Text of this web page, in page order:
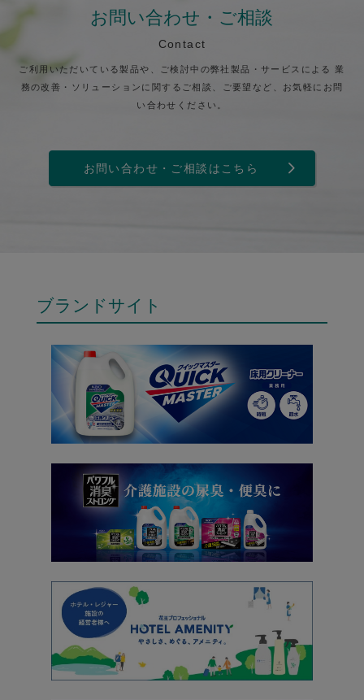
お問い合わせ・ご相談
Contact
ご利用いただいている製品や、ご検討中の弊社製品・サービスによる 業
務の改善・ソリューションに関するご相談、ご要望など、お気軽にお問
い合わせください。
お問い合わせ・ご相談はこちら
ブランドサイト